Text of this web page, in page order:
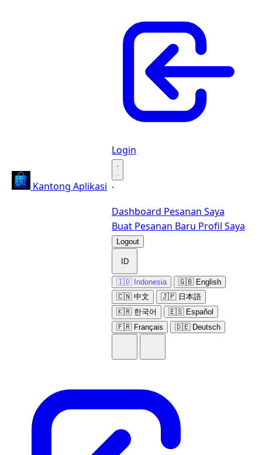
Kantong Aplikasi
Login
·
·
Dashboard Pesanan Saya
Buat Pesanan Baru Profil Saya
Logout
ID
🇮🇩 Indonesia
🇬🇧 English
🇨🇳 中文
🇯🇵 日本語
🇰🇷 한국어
🇪🇸 Español
🇫🇷 Français
🇩🇪 Deutsch